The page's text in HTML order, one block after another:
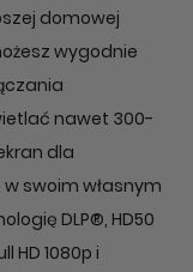
domowej
wygodnie
nawet 300-
dla
swoim własnym
DLP®, HD50
HD 1080p i